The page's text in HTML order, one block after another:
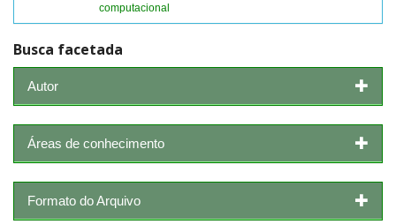
computacional
Busca facetada
Autor
Áreas de conhecimento
Formato do Arquivo